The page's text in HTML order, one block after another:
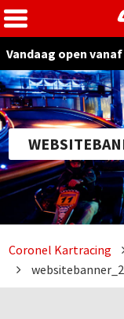
Vandaag open vanaf
Coronel Kartracing